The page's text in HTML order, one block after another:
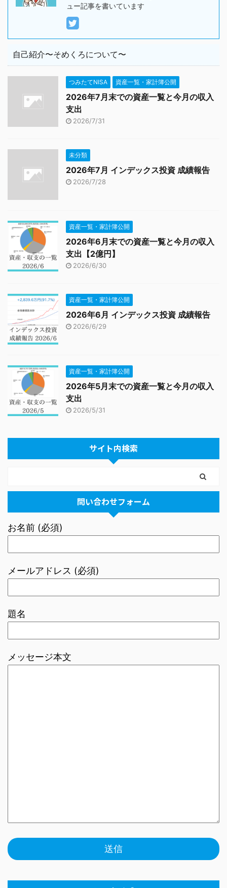
ュー記事を書いています
自己紹介〜そめくろについて〜
つみたてNISA 資産一覧・家計簿公開
2026年7月末での資産一覧と今月の収入
支出
2026/7/31
未分類
2026年7月 インデックス投資 成績報告
2026/7/28
資産一覧・家計簿公開
2026年6月末での資産一覧と今月の収入
支出【2億円】
2026/6/30
資産一覧・家計簿公開
2026年6月 インデックス投資 成績報告
2026/6/29
資産一覧・家計簿公開
2026年5月末での資産一覧と今月の収入
支出
2026/5/31
サイト内検索
問い合わせフォーム
お名前 (必須)
メールアドレス (必須)
題名
メッセージ本文